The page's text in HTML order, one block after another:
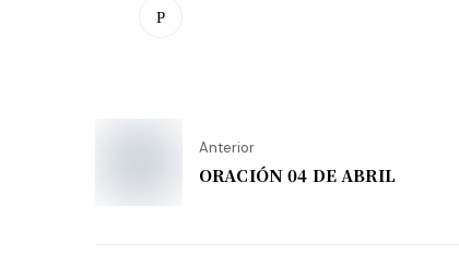
Anterior
ORACIÓN 04 DE ABRIL